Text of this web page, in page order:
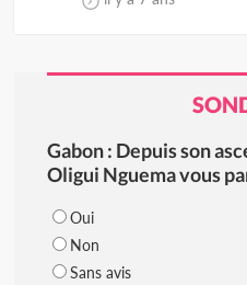
Gabon : Depuis son
Oligui Nguema vous
Oui
Non
Sans avis